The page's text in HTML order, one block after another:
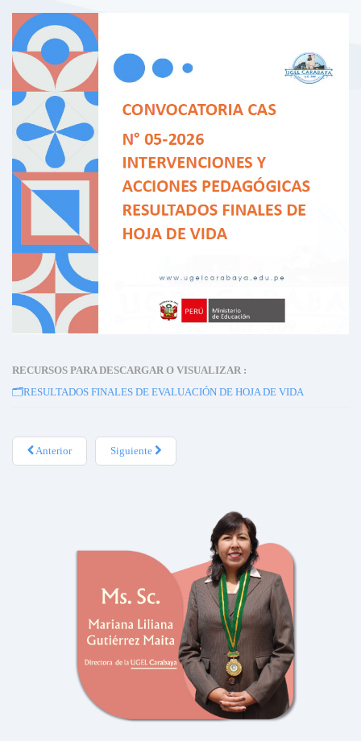
RECURSOS PARA DESCARGAR O VISUALIZAR :
🗂️RESULTADOS FINALES DE EVALUACIÓN DE HOJA DE VIDA
Anterior Siguiente